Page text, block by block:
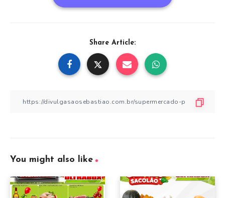
Share Article:
You might also like